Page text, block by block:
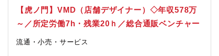
メントにも携わっていただきます。【職務内容】・ユーザー実態
調査・定量データの集計および分析による課題抽出・仮説設計・
業等）および外部ベンダーへの提案・交渉推進・製造元・卸ベン
【虎ノ門】VMD（店舗デザイナー）◇年収578万
～／所定労働7h・残業20ｈ／総合通販ベンチャー
流通・小売・サービス